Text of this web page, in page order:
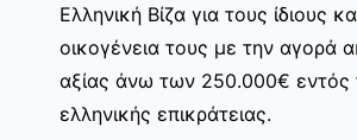
Ελληνική Βίζα για τους ίδιους
οικογένεια τους με την αγορά
αξίας άνω των 250.000€ εντός
ελληνικής επικράτειας.